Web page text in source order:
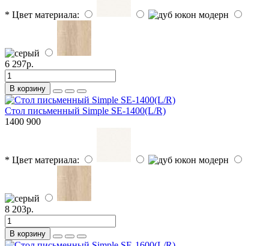
* Цвет материала:
6 297р.
В корзину
Стол письменный Simple SE-1400(L/R)
1400 900
* Цвет материала:
8 203р.
В корзину